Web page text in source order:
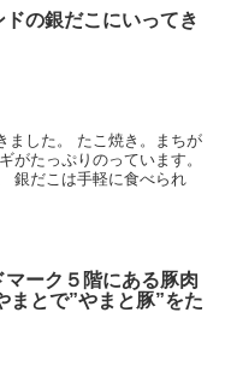
の銀だこにいってき
ました。 たこ焼き。まちが
がたっぷりのっています。
銀だこは手軽に食べられ
マーク５階にある豚肉
まとで”やまと豚”をた